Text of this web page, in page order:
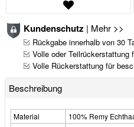
Kundenschutz | Mehr >>
Rückgabe innerhalb von 30
Volle oder Teilrückerstattung
Volle Rückerstattung für
Beschreibung
Material
100% Remy